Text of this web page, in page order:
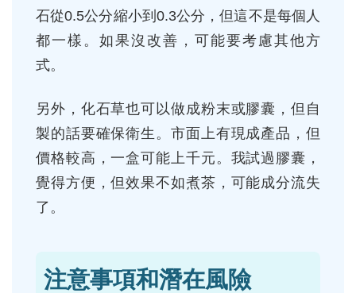
石從0.5公分縮小到0.3公分，但這不是每個人
都一樣。如果沒改善，可能要考慮其他方
式。
另外，化石草也可以做成粉末或膠囊，但自
製的話要確保衛生。市面上有現成產品，但
價格較高，一盒可能上千元。我試過膠囊，
覺得方便，但效果不如煮茶，可能成分流失
了。
注意事項和潛在風險